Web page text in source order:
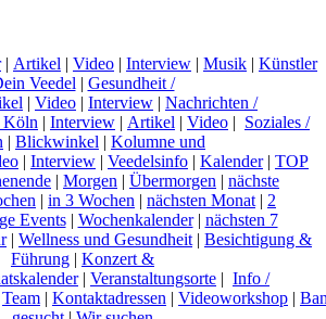
| Artikel | Video | Interview | Musik | Künstler
Veedel | Gesundheit /
| Video | Interview | Nachrichten /
Köln | Interview | Artikel | Video | Soziales /
| Blickwinkel | Kolumne und
| Interview | Veedelsinfo | Kalender| TOP
| Morgen | Übermorgen | nächste
| in 3 Wochen | nächsten Monat | 2
Events| Wochenkalender| nächsten 7
| Wellness und Gesundheit | Besichtigung &
Führung | Konzert &
| Veranstaltungsorte | Info /
Team | Kontaktadressen | Videoworkshop |